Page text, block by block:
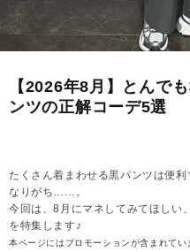
【2026年8月】とんで
ンツの正解コーデ5選
たくさん着まわせる黒パンツは便
なりがち……。
今回は、8月にマネしてみてほしい
を特集します♪
本ページにはプロモーションが含まれてい